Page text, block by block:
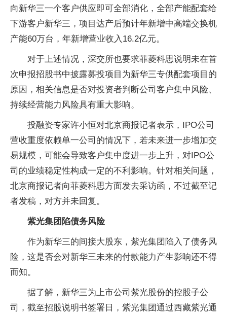
向新华三一个客户供应即可全部消化，全部产能配套给
下游客户新华三，项目达产后预计年新增中高端交换机
产能60万台，年新增营业收入16.2亿元。
对于上述情况，深交所也要求菲菱科思说明未在首
次申报招股书中披露募投项目为新华三专供配套项目的
原因，相关信息是否对投资者判断公司客户集中风险、
持续经营能力风险具有重大影响。
投融资专家许小恒对北京商报记者表示，IPO公司
营收重度依赖单一公司的情况下，若未来进一步增加交
易规模，可能会导致客户集中度进一步上升，对IPO公
司的业绩稳定性构成一定的不利影响。针对相关问题，
北京商报记者向菲菱科思方面发去采访函，不过截至记
者发稿，对方并未回复。
紫光集团陷债务风险
作为新华三的间接大股东，紫光集团陷入了债务风
险，这是否会对新华三未来的付款能力产生影响还不得
而知。
据了解，新华三为上市公司紫光股份的控股子公
司，截至招股说明书签署日，紫光集团通过西藏紫光通